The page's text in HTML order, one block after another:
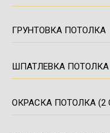
ГРУНТОВКА ПОТОЛКА
ШПАТЛЕВКА ПОТОЛКА
ОКРАСКА ПОТОЛКА (2